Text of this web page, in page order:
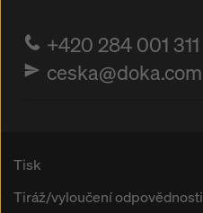
+420 284 001 311
ceska@doka.com
Tisk
Tiráž/vyloučení odpovědnosti